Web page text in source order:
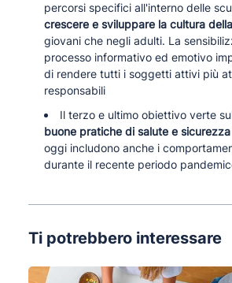
percorsi specifici all'interno delle
crescere e sviluppare la cultura
giovani che negli adulti. La
processo informativo ed emotivo
di rendere tutti i soggetti attivi più
responsabili
Il terzo e ultimo obiettivo verte
buone pratiche di salute e
oggi includono anche i
durante il recente periodo
Ti potrebbero interessare